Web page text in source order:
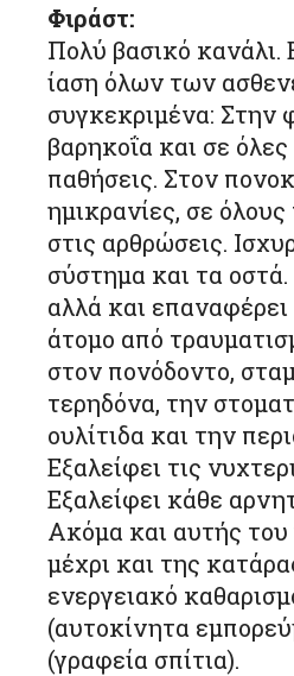
Φιράστ:
Πολύ βασικό κανάλι.
ίαση όλων των
συγκεκριμένα: Στην
βαρηκοΐα και σε όλες
παθήσεις. Στον
ημικρανίες, σε
στις αρθρώσεις.
σύστημα και τα
αλλά και
άτομο από
στον πονόδοντο,
τερηδόνα, την
ουλίτιδα και την
Εξαλείφει τις
Εξαλείφει κάθε
Ακόμα και αυτής του
μέχρι και της
ενεργειακό
(αυτοκίνητα
(γραφεία σπίτια).